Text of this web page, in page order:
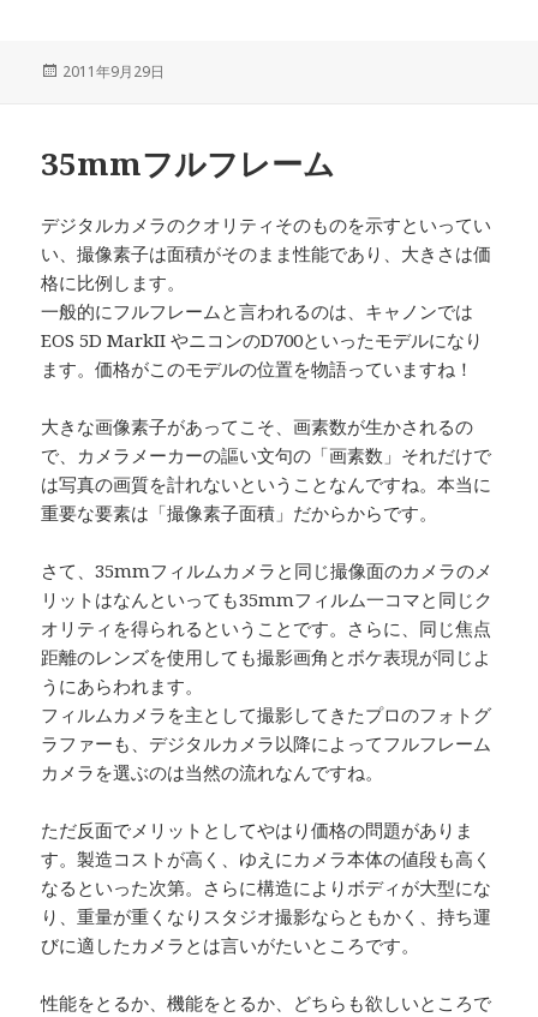
投
2011年9月29日
35mmフルフレーム
デジタルカメラのクオリティそのものを示すといってい
い、撮像素子は面積がそのまま性能であり、大きさは価
格に比例します。
一般的にフルフレームと言われるのは、キャノンでは
EOS 5D MarkII やニコンのD700といったモデルになり
ます。価格がこのモデルの位置を物語っていますね！
大きな画像素子があってこそ、画素数が生かされるの
で、カメラメーカーの謳い文句の「画素数」それだけで
は写真の画質を計れないということなんですね。本当に
重要な要素は「撮像素子面積」だからからです。
さて、35mmフィルムカメラと同じ撮像面のカメラのメ
リットはなんといっても35mmフィルム一コマと同じク
オリティを得られるということです。さらに、同じ焦点
距離のレンズを使用しても撮影画角とボケ表現が同じよ
うにあらわれます。
フィルムカメラを主として撮影してきたプロのフォトグ
ラファーも、デジタルカメラ以降によってフルフレーム
カメラを選ぶのは当然の流れなんですね。
ただ反面でメリットとしてやはり価格の問題がありま
す。製造コストが高く、ゆえにカメラ本体の値段も高く
なるといった次第。さらに構造によりボディが大型にな
り、重量が重くなりスタジオ撮影ならともかく、持ち運
びに適したカメラとは言いがたいところです。
性能をとるか、機能をとるか、どちらも欲しいところで